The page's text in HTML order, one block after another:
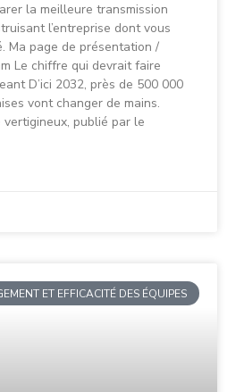
la meilleure transmission
l’entreprise dont vous
Ma page de présentation /
Le chiffre qui devrait faire
D’ici 2032, près de 500 000
vont changer de mains.
publié par le
ET EFFICACITÉ DES ÉQUIPES